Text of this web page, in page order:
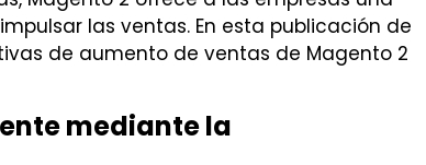
las ventas. En esta publicación de
de aumento de ventas de Magento 2
mediante la